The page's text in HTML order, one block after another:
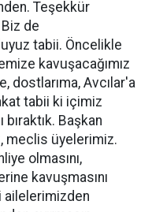
Teşekkür
Biz de
tabii. Öncelikle
kavuşacağımız
dostlarıma, Avcılar'a
tabii ki içimiz
bıraktık. Başkan
meclis üyelerimiz.
olmasını,
kavuşmasını
ailelerimizden